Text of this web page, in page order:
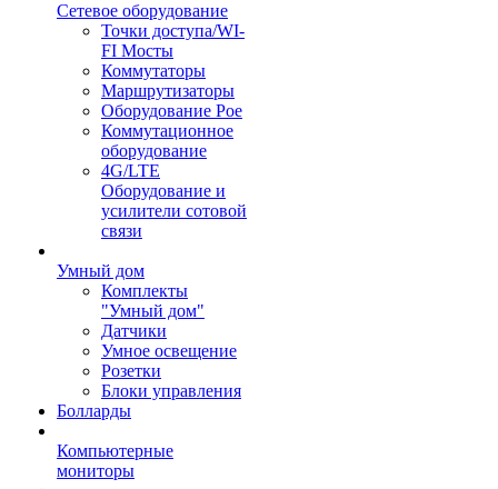
Сетевое оборудование
Точки доступа/WI-
FI Мосты
Коммутаторы
Маршрутизаторы
Оборудование Poe
Коммутационное
оборудование
4G/LTE
Оборудование и
усилители сотовой
связи
Умный дом
Комплекты
"Умный дом"
Датчики
Умное освещение
Розетки
Блоки управления
Болларды
Компьютерные
мониторы